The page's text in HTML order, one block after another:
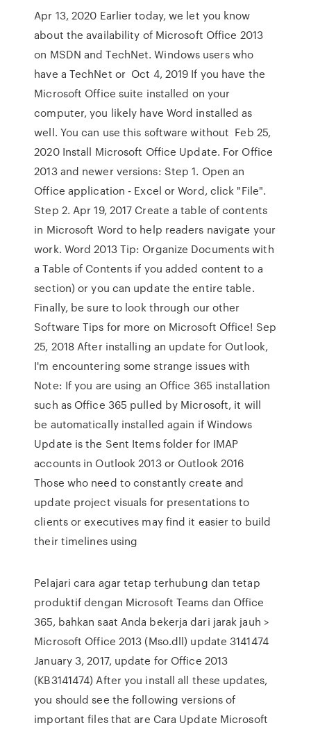
Apr 13, 2020 Earlier today, we let you know
about the availability of Microsoft Office 2013
on MSDN and TechNet. Windows users who
have a TechNet or Oct 4, 2019 If you have the
Microsoft Office suite installed on your
computer, you likely have Word installed as
well. You can use this software without Feb 25,
2020 Install Microsoft Office Update. For Office
2013 and newer versions: Step 1. Open an
Office application - Excel or Word, click "File".
Step 2. Apr 19, 2017 Create a table of contents
in Microsoft Word to help readers navigate your
work. Word 2013 Tip: Organize Documents with
a Table of Contents if you added content to a
section) or you can update the entire table.
Finally, be sure to look through our other
Software Tips for more on Microsoft Office! Sep
25, 2018 After installing an update for Outlook,
I'm encountering some strange issues with
Note: If you are using an Office 365 installation
such as Office 365 pulled by Microsoft, it will
be automatically installed again if Windows
Update is the Sent Items folder for IMAP
accounts in Outlook 2013 or Outlook 2016
Those who need to constantly create and
update project visuals for presentations to
clients or executives may find it easier to build
their timelines using
Pelajari cara agar tetap terhubung dan tetap
produktif dengan Microsoft Teams dan Office
365, bahkan saat Anda bekerja dari jarak jauh >
Microsoft Office 2013 (Mso.dll) update 3141474
January 3, 2017, update for Office 2013
(KB3141474) After you install all these updates,
you should see the following versions of
important files that are Cara Update Microsoft